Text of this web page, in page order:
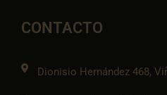
o
k
r
a
p
e
CONTACTO
Dionisio Hernández 468,